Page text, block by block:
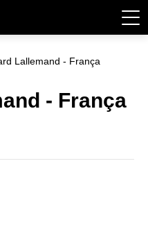
Lallemand - França
- França